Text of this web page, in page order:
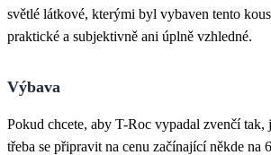
světlé látkové, kterými byl vybaven tento
praktické a subjektivně ani úplně vzhledné.
Výbava
Pokud chcete, aby T-Roc vypadal zvenčí tak,
třeba se připravit na cenu začínající někde na